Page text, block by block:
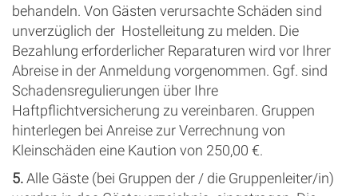
behandeln. Von Gästen verursachte Schäden sind
unverzüglich der Hostelleitung zu melden. Die
Bezahlung erforderlicher Reparaturen wird vor Ihrer
Abreise in der Anmeldung vorgenommen. Ggf. sind
Schadensregulierungen über Ihre
Haftpflichtversicherung zu vereinbaren. Gruppen
hinterlegen bei Anreise zur Verrechnung von
Kleinschäden eine Kaution von 250,00 €.
5.Alle Gäste (bei Gruppen der / die Gruppenleiter/in)